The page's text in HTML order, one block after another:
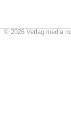
© 2026 Verlag media